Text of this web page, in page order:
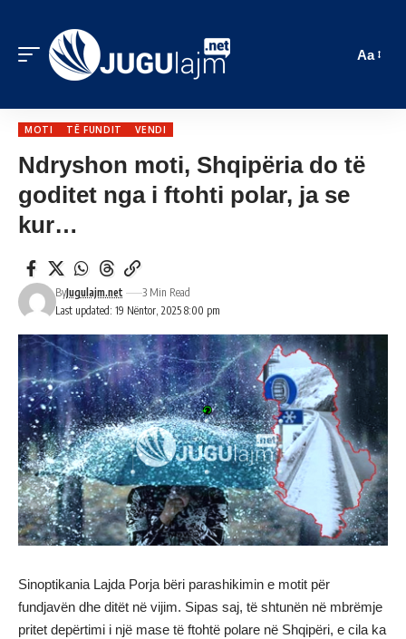
Aa
MOTI TË FUNDIT VENDI
Ndryshon moti, Shqipëria do të
goditet nga i ftohti polar, ja se
kur…
Last updated: 19 Nëntor, 2025 8:00 pm
ByJugulajm.net 3 Min Read
Sinoptikania Lajda Porja bëri parashikimin e motit për
fundjavën dhe ditët në vijim. Sipas saj, të shtunën në mbrëmje
pritet depërtimi i një mase të ftohtë polare në Shqipëri, e cila ka